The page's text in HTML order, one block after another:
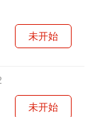
未开始
未开始